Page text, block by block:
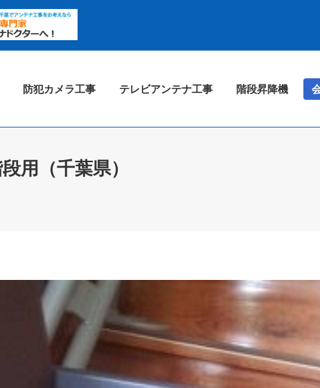
防犯カメラ工事 テレビアンテナ工事 階段昇降機
用（千葉県）